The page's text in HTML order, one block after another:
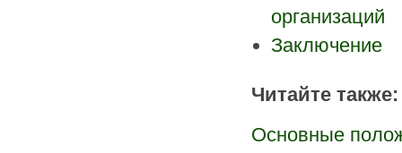
организаций
Заключение
Читайте также:
Основные